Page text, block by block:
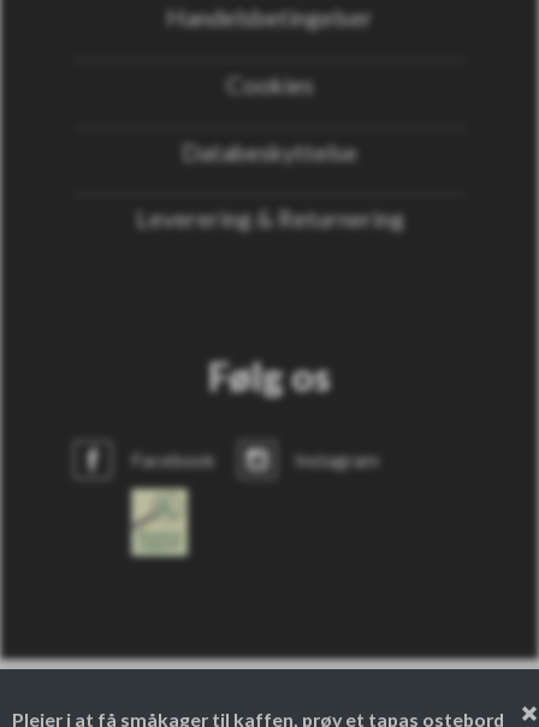
Plejer i at få småkager til kaffen, prøv et tapas ostebord
Handelsbetingelser
Cookies
Databeskyttelse
Leverering & Returnering
Følg os
Facebook Instagram